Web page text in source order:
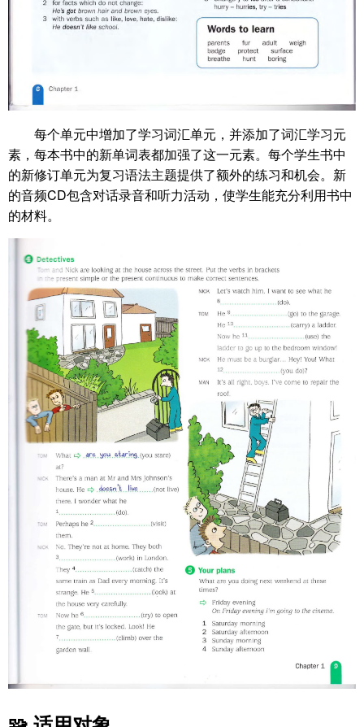
每个单元中增加了学习词汇单元，并添加了词汇学习元
素，每本书中的新单词表都加强了这一元素。每个学生书中
的新修订单元为复习语法主题提供了额外的练习和机会。新
的音频CD包含对话录音和听力活动，使学生能充分利用书中
的材料。